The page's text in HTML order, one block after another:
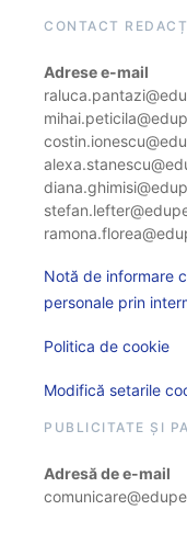
CONTACT
Adrese e-mail
Notă de informare
personale prin
Politica de cookie
Modifică setarile
PUBLICITATE ȘI
Adresă de e-mail